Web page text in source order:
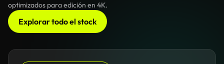
optimizados para edición en 4K.
Explorar todo el stock